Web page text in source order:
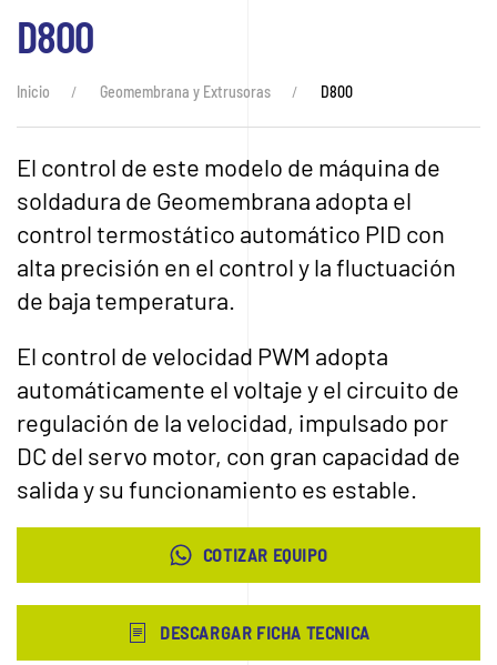
D800
Inicio Geomembrana y Extrusoras D800
El control de este modelo de máquina de
soldadura de Geomembrana adopta el
control termostático automático PID con
alta precisión en el control y la fluctuación
de baja temperatura.
El control de velocidad PWM adopta
automáticamente el voltaje y el circuito de
regulación de la velocidad, impulsado por
DC del servo motor, con gran capacidad de
salida y su funcionamiento es estable.
COTIZAR EQUIPO
DESCARGAR FICHA TECNICA